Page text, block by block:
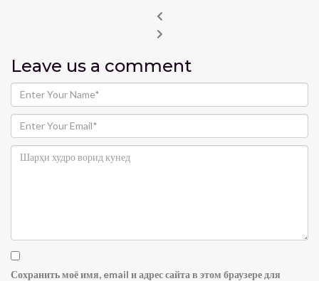
Leave us a comment
Сохранить моё имя, email и адрес сайта в этом браузере для